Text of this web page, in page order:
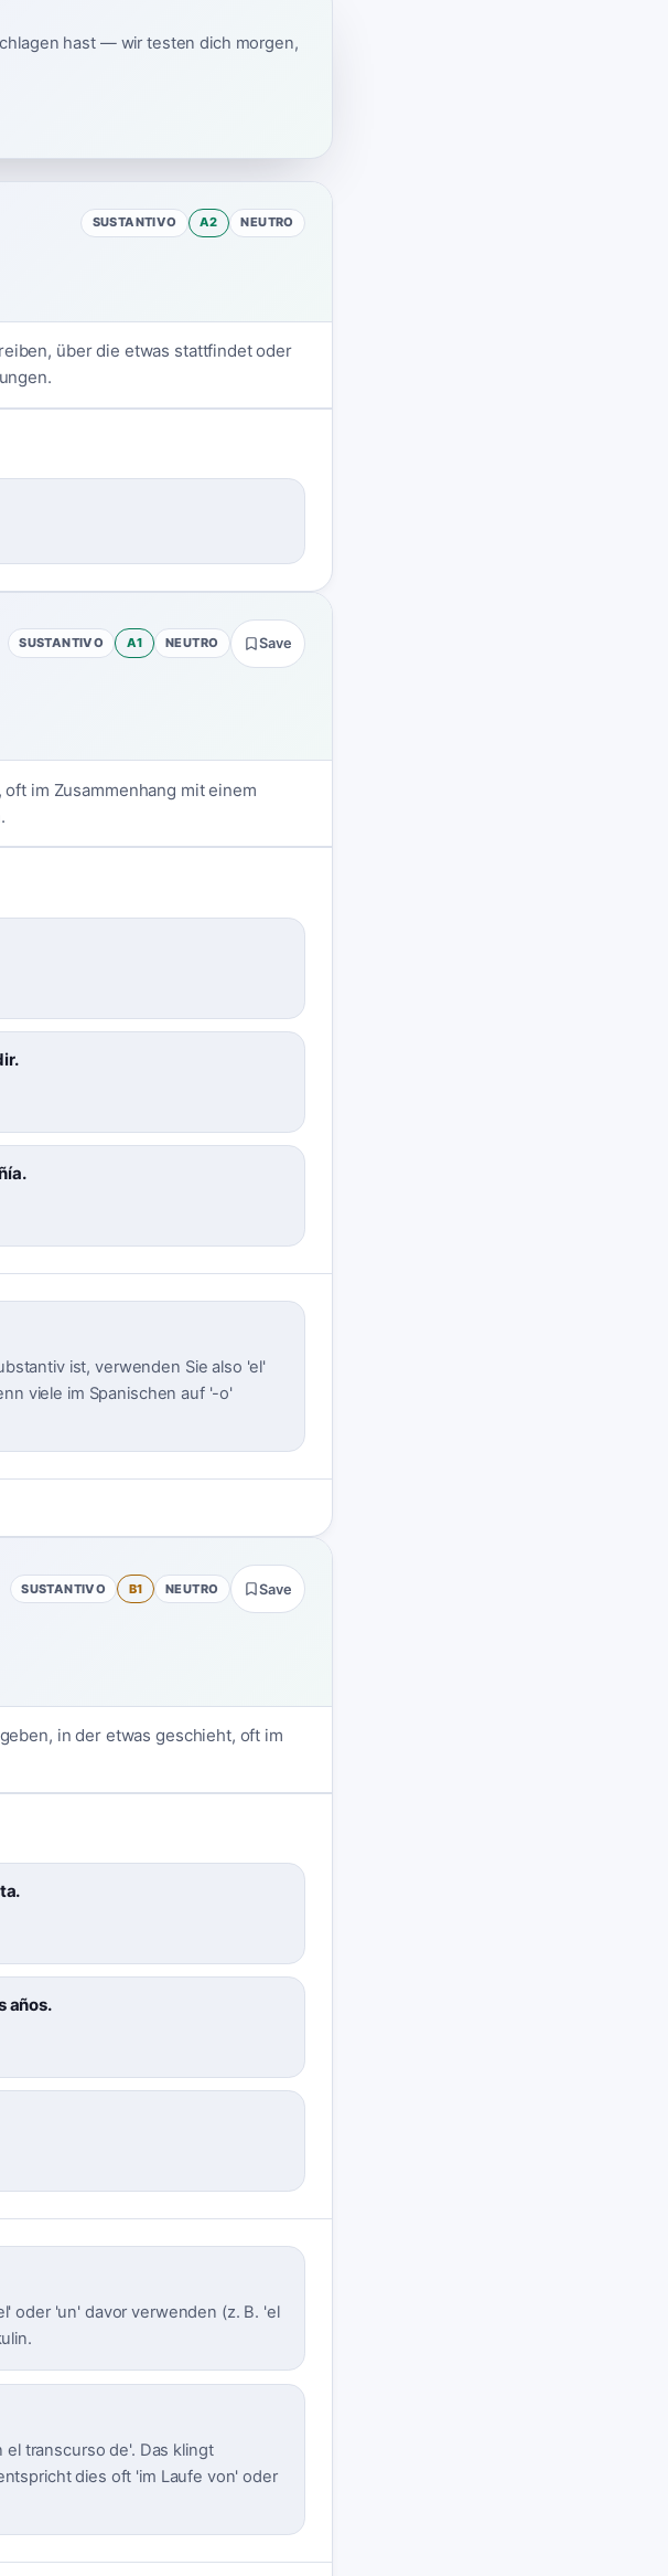
hast — wir testen dich morgen,
SUSTANTIVO A2 NEUTRO
über die etwas stattfindet oder
SUSTANTIVO A1 NEUTRO Save
im Zusammenhang mit einem
ist, verwenden Sie also 'el'
viele im Spanischen auf '-o'
SUSTANTIVO B1 NEUTRO Save
in der etwas geschieht, oft im
años.
oder 'un' davor verwenden (z. B. 'el
transcurso de'. Das klingt
dies oft 'im Laufe von' oder